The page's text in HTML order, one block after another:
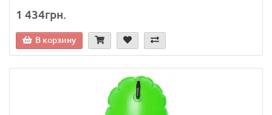
1 434грн.
В корзину